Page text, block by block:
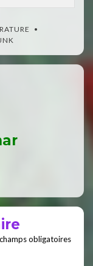
obligatoires